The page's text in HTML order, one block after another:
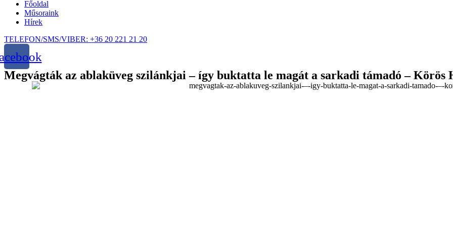
Főoldal
Műsoraink
Hírek
TELEFON/SMS/VIBER: +36 20 221 21 20
Megvágták az ablaküveg szilánkjai – így buktatta le magát a sarkadi támadó – Körös